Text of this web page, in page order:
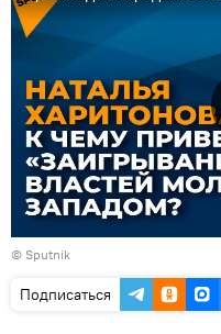
© Sputnik
Подписаться